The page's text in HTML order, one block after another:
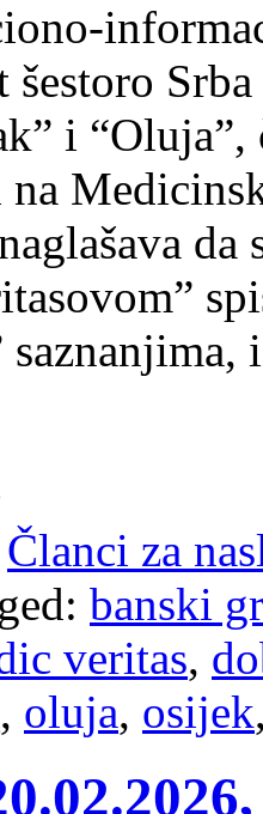
šestoro
i
Članci za
banski
veritas,
, oluja, osijek